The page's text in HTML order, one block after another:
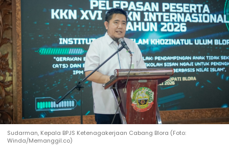
Sudarman, Kepala BPJS Ketenagakerjaan Cabang Blora (Foto:
Winda/Memanggil.co)